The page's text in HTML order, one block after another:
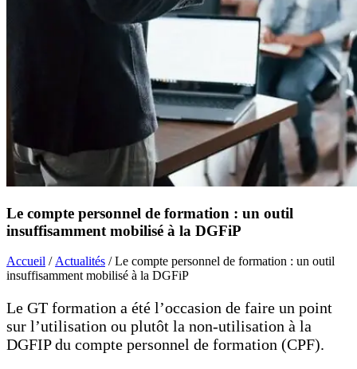
Le compte personnel de formation : un outil
insuffisamment mobilisé à la DGFiP
Accueil /Actualités / Le compte personnel de formation : un outil
insuffisamment mobilisé à la DGFiP
Le GT formation a été l’occasion de faire un point
sur l’utilisation ou plutôt la non-utilisation à la
DGFIP du compte personnel de formation (CPF).